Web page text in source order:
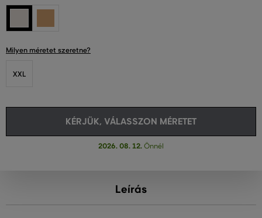
Milyen méretet szeretne?
XXL
KÉRJÜK, VÁLASSZON MÉRETET
2026. 08. 12. Önnél
Leírás